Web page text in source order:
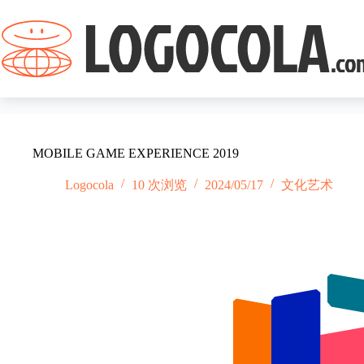
过
内
容
MOBILE GAME EXPERIENCE 2019
Logocola 10 次浏览 2024/05/17 文化艺术